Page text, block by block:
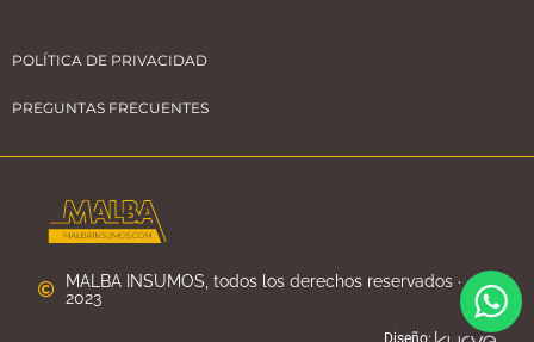
POLÍTICA DE PRIVACIDAD
PREGUNTAS FRECUENTES
MALBA INSUMOS, todos los derechos reservados ·
2023
Diseño: